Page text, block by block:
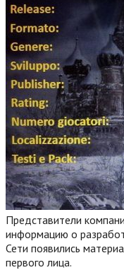
Представители
информацию о
Сети появились
первого лица.